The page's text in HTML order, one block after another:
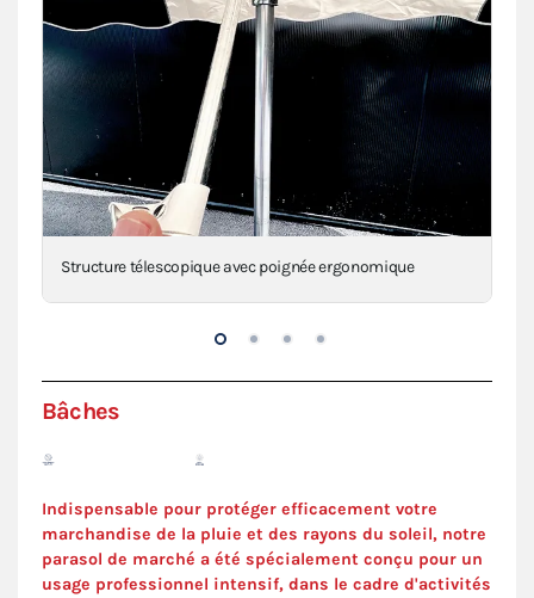
Structure télescopique avec poignée ergonomique
Bâches
Indispensable pour protéger efficacement votre
marchandise de la pluie et des rayons du soleil, notre
parasol de marché a été spécialement conçu pour un
usage professionnel intensif, dans le cadre d'activités